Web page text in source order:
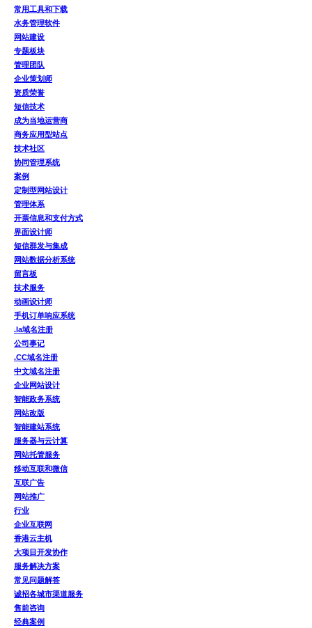
常用工具和下载
水务管理软件
网站建设
专题板块
管理团队
企业策划师
资质荣誉
短信技术
成为当地运营商
商务应用型站点
技术社区
协同管理系统
案例
定制型网站设计
管理体系
开票信息和支付方式
界面设计师
短信群发与集成
网站数据分析系统
留言板
技术服务
动画设计师
手机订单响应系统
.la域名注册
公司事记
.CC域名注册
中文域名注册
企业网站设计
智能政务系统
网站改版
智能建站系统
服务器与云计算
网站托管服务
移动互联和微信
互联广告
网站推广
行业
企业互联网
香港云主机
大项目开发协作
服务解决方案
常见问题解答
诚招各城市渠道服务
售前咨询
经典案例